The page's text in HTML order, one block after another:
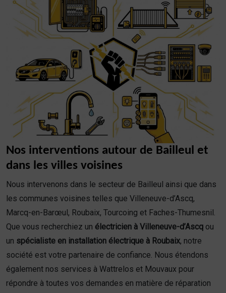
Nos interventions autour de Bailleul et
dans les villes voisines
Nous intervenons dans le secteur de Bailleul ainsi que dans
les communes voisines telles que Villeneuve-d’Ascq,
Marcq-en-Barœul, Roubaix, Tourcoing et Faches-Thumesnil.
Que vous recherchiez un électricien à Villeneuve-d’Ascq ou
un spécialiste en installation électrique à Roubaix, notre
société est votre partenaire de confiance. Nous étendons
également nos services à Wattrelos et Mouvaux pour
répondre à toutes vos demandes en matière de réparation